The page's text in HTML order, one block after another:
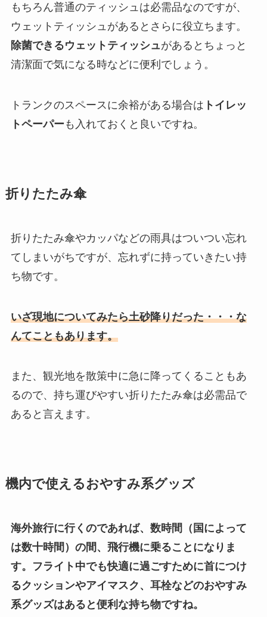
もちろん普通のティッシュは必需品なのですが、
ウェットティッシュがあるとさらに役立ちます。
除菌できるウェットティッシュがあるとちょっと
清潔面で気になる時などに便利でしょう。
トランクのスペースに余裕がある場合は トイレッ
トペーパー も入れておくと良いですね。
折りたたみ傘
折りたたみ傘やカッパなどの雨具はついつい忘れ
てしまいがちですが、忘れずに持っていきたい持
ち物です。
いざ現地についてみたら土砂降りだった・・・な
んてこともあります。
また、観光地を散策中に急に降ってくることもあ
るので、持ち運びやすい折りたたみ傘は必需品で
あると言えます。
機内で使えるおやすみ系グッズ
海外旅行に行くのであれば、数時間（国によって
は数十時間）の間、飛行機に乗ることになりま
す。フライト中でも快適に過ごすために首につけ
るクッションやアイマスク、耳栓などのおやすみ
系グッズはあると便利な持ち物ですね。